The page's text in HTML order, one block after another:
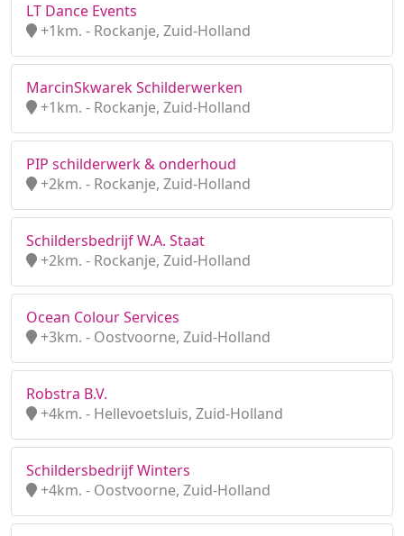
LT Dance Events
+1km. - Rockanje, Zuid-Holland
MarcinSkwarek Schilderwerken
+1km. - Rockanje, Zuid-Holland
PIP schilderwerk & onderhoud
+2km. - Rockanje, Zuid-Holland
Schildersbedrijf W.A. Staat
+2km. - Rockanje, Zuid-Holland
Ocean Colour Services
+3km. - Oostvoorne, Zuid-Holland
Robstra B.V.
+4km. - Hellevoetsluis, Zuid-Holland
Schildersbedrijf Winters
+4km. - Oostvoorne, Zuid-Holland